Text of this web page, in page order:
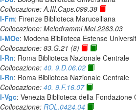
Collocazione: A.III.Caps.099.38
I-Fm: Firenze Biblioteca Marucelliana
Collocazione: Melodrammi Mel.2263.03
I-MOe: Modena Biblioteca Estense
Collocazione: 83.G.21 (8)
I-Rn: Roma Biblioteca Nazionale Centrale
Collocazione: 40. 9.D.06.02
I-Rn: Roma Biblioteca Nazionale Centrale
Collocazione: 40. 9.F.16.07
I-Vgc: Venezia Biblioteca della Fondazione
Collocazione: ROL.0424.04